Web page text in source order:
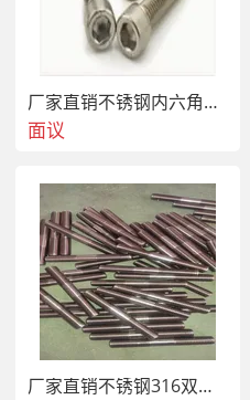
厂家直销不锈钢内六角螺栓
面议
厂家直销不锈钢316双头等长螺栓